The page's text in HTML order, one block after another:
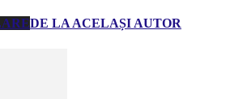
DE LA ACELAȘI AUTOR